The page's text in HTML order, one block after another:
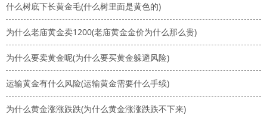
什么树底下长黄金毛(什么树里面是黄色的)
为什么老庙黄金卖1200(老庙黄金金价为什么那么贵)
为什么要卖黄金呢(为什么要买黄金躲避风险)
运输黄金有什么风险(运输黄金需要什么手续)
为什么黄金涨涨跌跌(为什么黄金涨涨跌跌不下来)